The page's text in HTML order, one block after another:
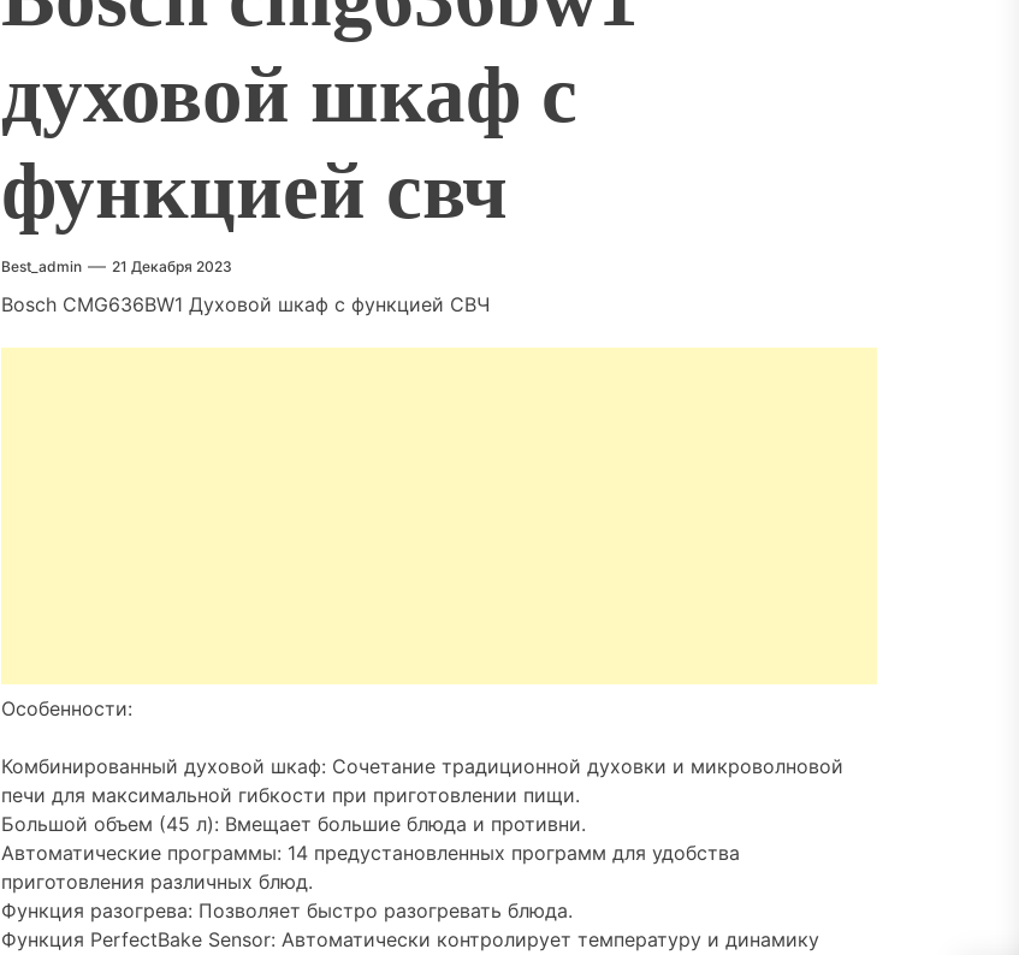
духовой шкаф с
функцией свч
Best_admin 21 Декабря 2023
Bosch CMG636BW1 Духовой шкаф с функцией СВЧ
Особенности:
Комбинированный духовой шкаф: Сочетание традиционной духовки и микроволновой
печи для максимальной гибкости при приготовлении пищи.
Большой объем (45 л): Вмещает большие блюда и противни.
Автоматические программы: 14 предустановленных программ для удобства
приготовления различных блюд.
Функция разогрева: Позволяет быстро разогревать блюда.
Функция PerfectBake Sensor: Автоматически контролирует температуру и динамику